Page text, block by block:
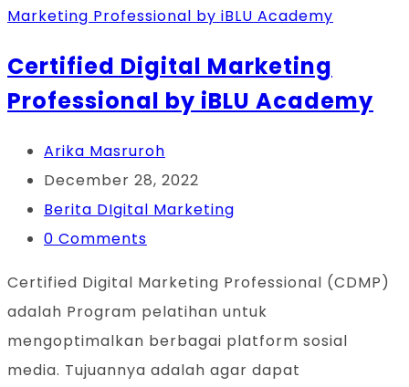
Certified Digital Marketing
Professional by iBLU Academy
Arika Masruroh
December 28, 2022
Berita DIgital Marketing
0 Comments
Certified Digital Marketing Professional (CDMP)
adalah Program pelatihan untuk
mengoptimalkan berbagai platform sosial
media. Tujuannya adalah agar dapat